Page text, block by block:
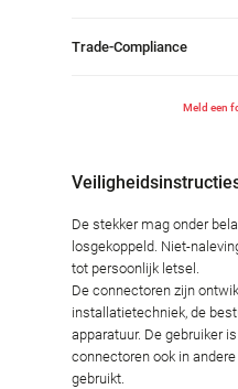
Trade-Compliance
Meld een
De stekker mag onder
losgekoppeld. Niet-
tot persoonlijk letsel.
De connectoren zijn
installatietechniek, de
apparatuur. De gebruiker
connectoren ook in
gebruikt.